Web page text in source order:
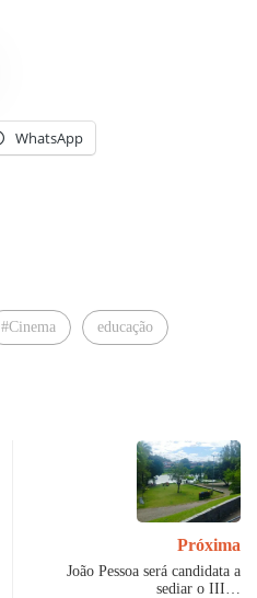
WhatsApp
#Cinema educação
Próxima
João Pessoa será candidata a
sediar o III…